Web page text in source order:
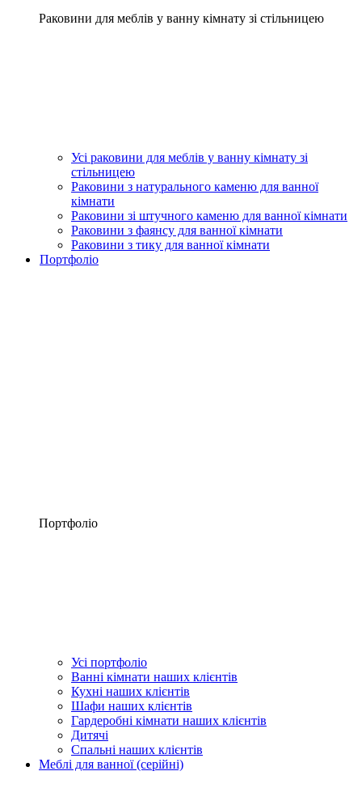
Раковини для меблів у ванну кімнату зі стільницею
Усі раковини для меблів у ванну кімнату зі
стільницею
Раковини з натурального каменю для ванної
кімнати
Раковини зі штучного каменю для ванної кімнати
Раковини з фаянсу для ванної кімнати
Раковини з тику для ванної кімнати
Портфоліо
Портфоліо
Усі портфоліо
Ванні кімнати наших клієнтів
Кухні наших клієнтів
Шафи наших клієнтів
Гардеробні кімнати наших клієнтів
Дитячі
Спальні наших клієнтів
Меблі для ванної (серійні)